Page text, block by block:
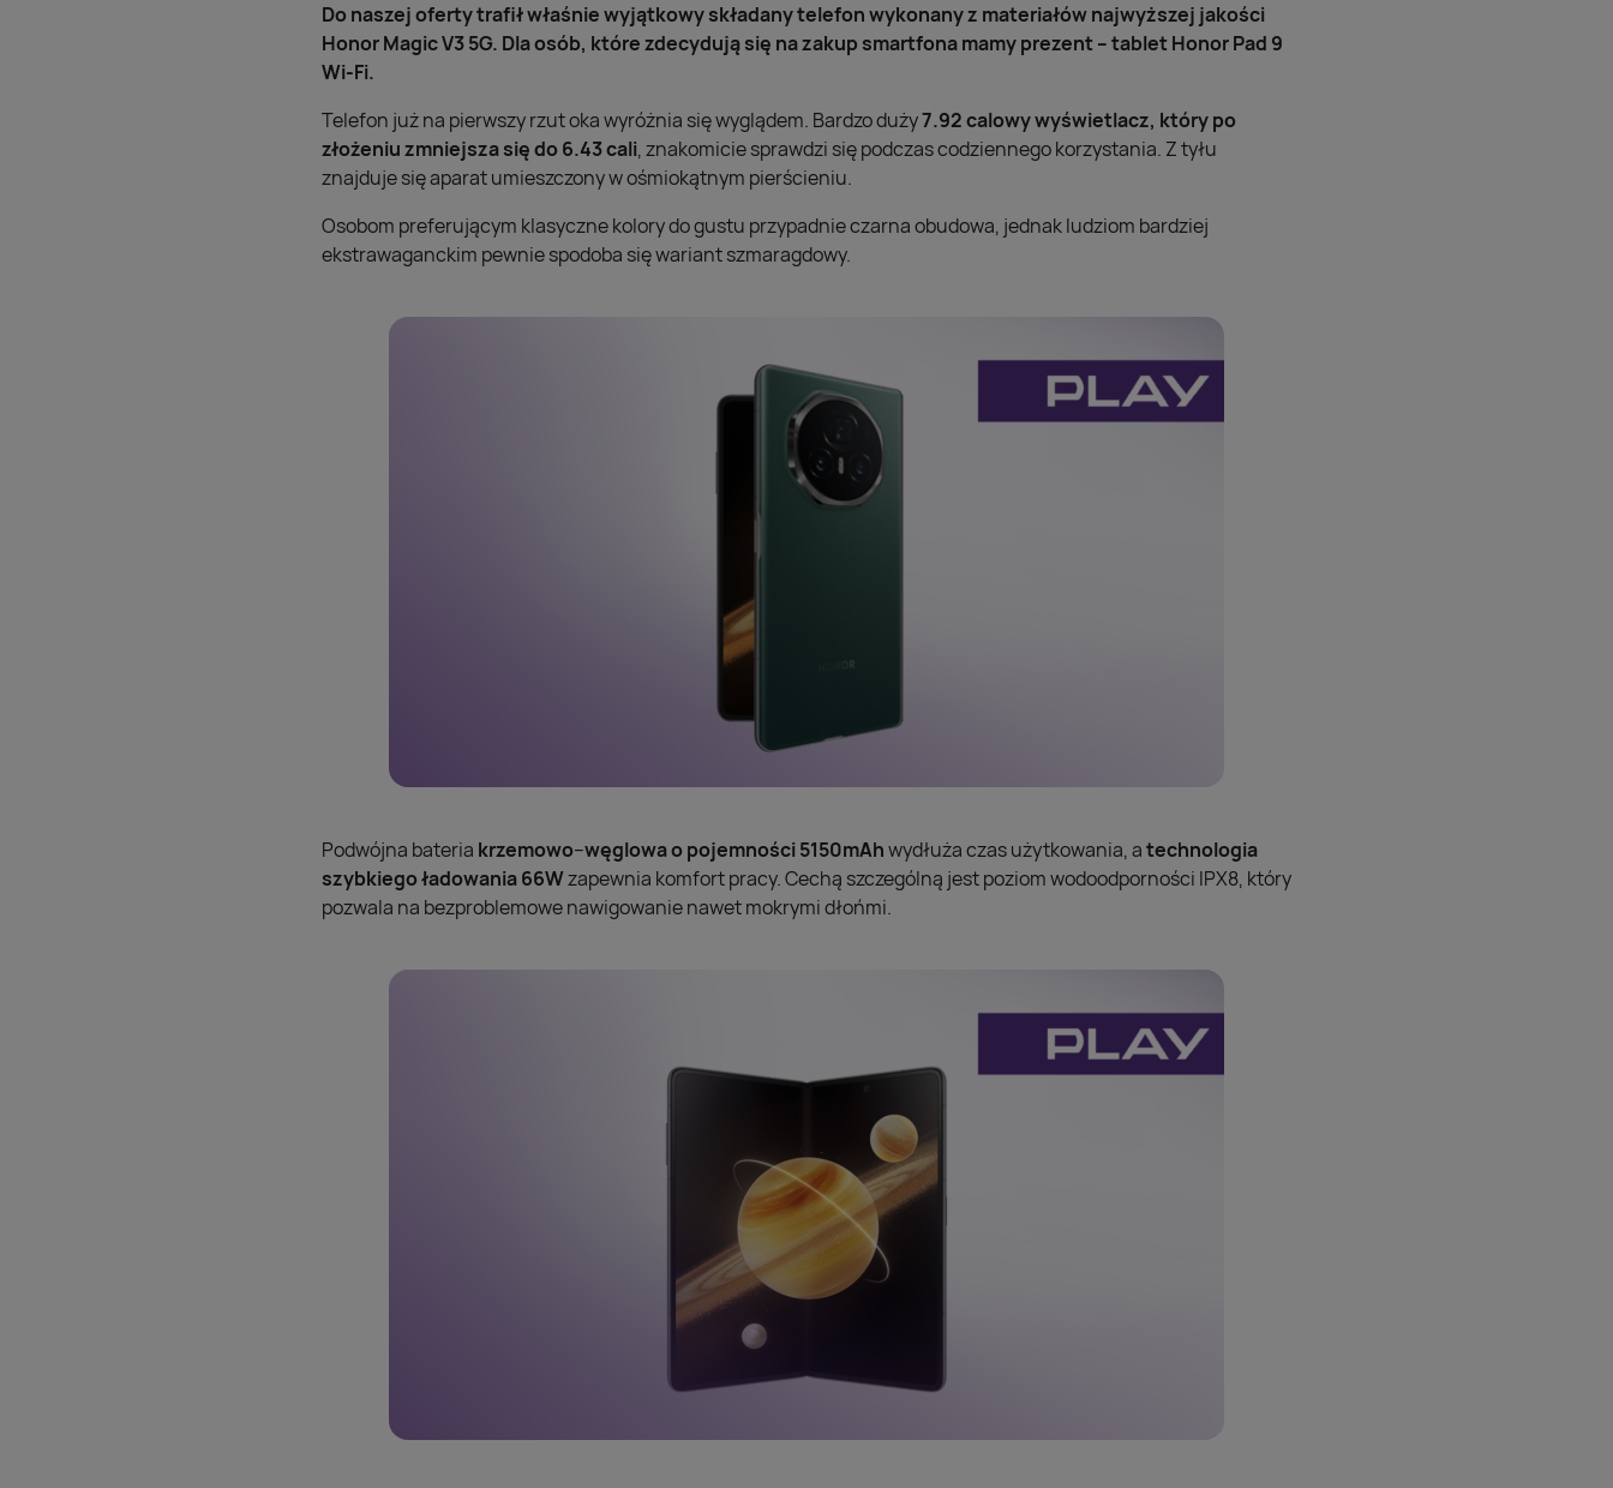
Do naszej oferty trafił właśnie wyjątkowy składany telefon wykonany z materiałów najwyższej jakości
Honor Magic V3 5G. Dla osób, które zdecydują się na zakup smartfona mamy prezent – tablet Honor Pad 9
Wi-Fi.
Telefon już na pierwszy rzut oka wyróżnia się wyglądem. Bardzo duży7.92 calowy wyświetlacz, który po
złożeniu zmniejsza się do 6.43 cali, znakomicie sprawdzi się podczas codziennego korzystania. Z tyłu
znajduje się aparat umieszczony w ośmiokątnym pierścieniu.
Osobom preferującym klasyczne kolory do gustu przypadnie czarna obudowa, jednak ludziom bardziej
ekstrawaganckim pewnie spodoba się wariant szmaragdowy.
Podwójna bateria krzemowo–węglowa o pojemności 5150mAhwydłuża czas użytkowania, atechnologia
szybkiego ładowania 66Wzapewnia komfort pracy. Cechą szczególną jest poziom wodoodporności IPX8, który
pozwala na bezproblemowe nawigowanie nawet mokrymi dłońmi.